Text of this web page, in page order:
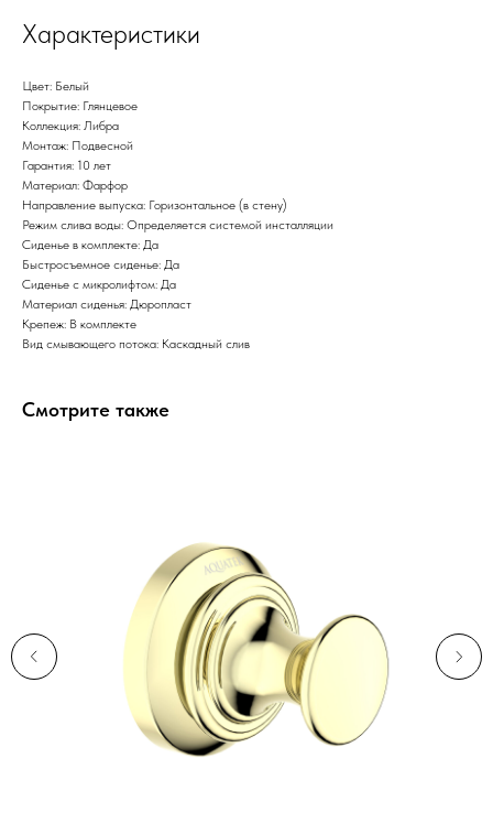
Характеристики
Цвет: Белый
Покрытие: Глянцевое
Коллекция: Либра
Монтаж: Подвесной
Гарантия: 10 лет
Материал: Фарфор
Направление выпуска: Горизонтальное (в стену)
Режим слива воды: Определяется системой инсталляции
Сиденье в комплекте: Да
Быстросъемное сиденье: Да
Сиденье с микролифтом: Да
Материал сиденья: Дюропласт
Крепеж: В комплекте
Вид смывающего потока: Каскадный слив
Смотрите также